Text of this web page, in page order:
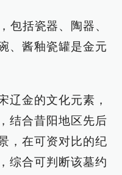
包括瓷器、陶器、
、酱釉瓷罐是金元
辽金的文化元素，
结合昔阳地区先后
，在可资对比的纪
综合可判断该墓约